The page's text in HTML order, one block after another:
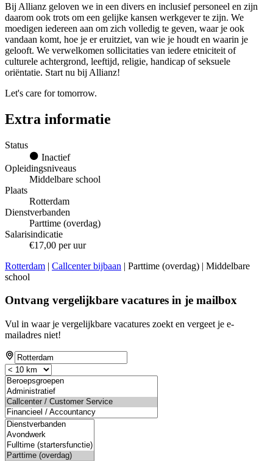
Bij Allianz geloven we in een divers en inclusief personeel en zijn
daarom ook trots om een gelijke kansen werkgever te zijn. We
moedigen iedereen aan om zich volledig te geven, waar je ook
vandaan komt, hoe je er eruitziet, van wie je houdt en waarin je
gelooft. We verwelkomen sollicitaties van iedere etniciteit of
culturele achtergrond, leeftijd, religie, handicap of seksuele
oriëntatie. Start nu bij Allianz!
Let's care for tomorrow.
Extra informatie
Status
Inactief
Opleidingsniveaus
Middelbare school
Plaats
Rotterdam
Dienstverbanden
Parttime (overdag)
Salarisindicatie
€17,00 per uur
Rotterdam | Callcenter bijbaan | Parttime (overdag) | Middelbare
school
Ontvang vergelijkbare vacatures in je mailbox
Vul in waar je vergelijkbare vacatures zoekt en vergeet je e-
mailadres niet!
If
you
are
a
human,
ignore
this
field